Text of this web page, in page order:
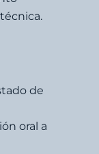
de
oral a